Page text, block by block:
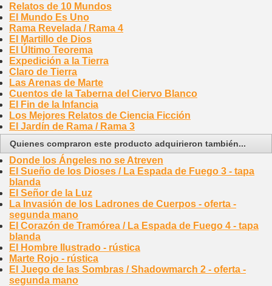
Relatos de 10 Mundos
El Mundo Es Uno
Rama Revelada / Rama 4
El Martillo de Dios
El Último Teorema
Expedición a la Tierra
Claro de Tierra
Las Arenas de Marte
Cuentos de la Taberna del Ciervo Blanco
El Fin de la Infancia
Los Mejores Relatos de Ciencia Ficción
El Jardín de Rama / Rama 3
Quienes compraron este producto adquirieron también...
Donde los Ángeles no se Atreven
El Sueño de los Dioses / La Espada de Fuego 3 - tapa
blanda
El Señor de la Luz
La Invasión de los Ladrones de Cuerpos - oferta -
segunda mano
El Corazón de Tramórea / La Espada de Fuego 4 - tapa
blanda
El Hombre Ilustrado - rústica
Marte Rojo - rústica
El Juego de las Sombras / Shadowmarch 2 - oferta -
segunda mano